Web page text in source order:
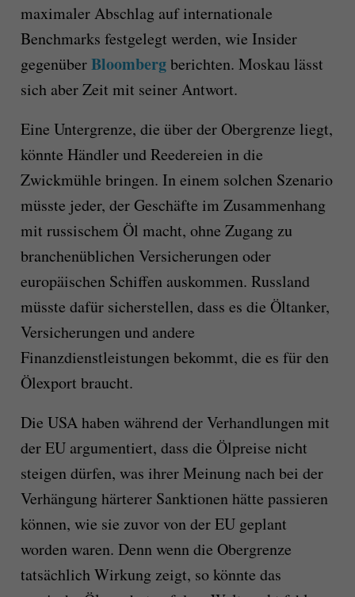
maximaler Abschlag auf internationale
Benchmarks festgelegt werden, wie Insider
gegenüberBloombergberichten. Moskau lässt
sich aber Zeit mit seiner Antwort.
Eine Untergrenze, die über der Obergrenze liegt,
könnte Händler und Reedereien in die
Zwickmühle bringen. In einem solchen Szenario
müsste jeder, der Geschäfte im Zusammenhang
mit russischem Öl macht, ohne Zugang zu
branchenüblichen Versicherungen oder
europäischen Schiffen auskommen. Russland
müsste dafür sicherstellen, dass es die Öltanker,
Versicherungen und andere
Finanzdienstleistungen bekommt, die es für den
Ölexport braucht.
Die USA haben während der Verhandlungen mit
der EU argumentiert, dass die Ölpreise nicht
steigen dürfen, was ihrer Meinung nach bei der
Verhängung härterer Sanktionen hätte passieren
können, wie sie zuvor von der EU geplant
worden waren. Denn wenn die Obergrenze
tatsächlich Wirkung zeigt, so könnte das